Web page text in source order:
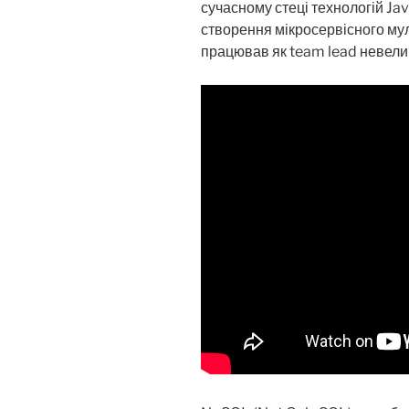
сучасному стеці технологій
створення мікросервісного
працював як team lead